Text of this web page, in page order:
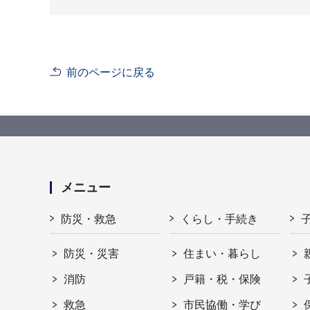
前のページに戻る
メニュー
防災・救急
防災・災害
消防
救急
くらし・手続き
住まい・暮らし
戸籍・税・保険
市民協働・学び